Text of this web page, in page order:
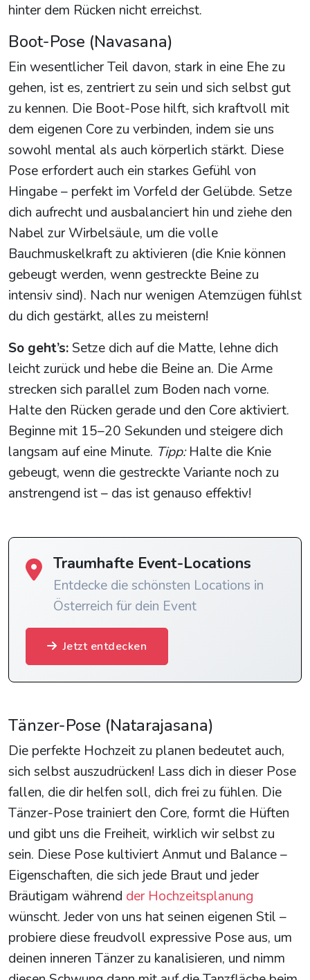
hinter dem Rücken nicht erreichst.
Boot-Pose (Navasana)
Ein wesentlicher Teil davon, stark in eine Ehe zu
gehen, ist es, zentriert zu sein und sich selbst gut
zu kennen. Die Boot-Pose hilft, sich kraftvoll mit
dem eigenen Core zu verbinden, indem sie uns
sowohl mental als auch körperlich stärkt. Diese
Pose erfordert auch ein starkes Gefühl von
Hingabe – perfekt im Vorfeld der Gelübde. Setze
dich aufrecht und ausbalanciert hin und ziehe den
Nabel zur Wirbelsäule, um die volle
Bauchmuskelkraft zu aktivieren (die Knie können
gebeugt werden, wenn gestreckte Beine zu
intensiv sind). Nach nur wenigen Atemzügen fühlst
du dich gestärkt, alles zu meistern!
So geht’s: Setze dich auf die Matte, lehne dich
leicht zurück und hebe die Beine an. Die Arme
strecken sich parallel zum Boden nach vorne.
Halte den Rücken gerade und den Core aktiviert.
Beginne mit 15–20 Sekunden und steigere dich
langsam auf eine Minute. Tipp:Halte die Knie
gebeugt, wenn die gestreckte Variante noch zu
anstrengend ist – das ist genauso effektiv!
Traumhafte Event-Locations
Entdecke die schönsten Locations in
Österreich für dein Event
Jetzt entdecken
Tänzer-Pose (Natarajasana)
Die perfekte Hochzeit zu planen bedeutet auch,
sich selbst auszudrücken! Lass dich in dieser Pose
fallen, die dir helfen soll, dich frei zu fühlen. Die
Tänzer-Pose trainiert den Core, formt die Hüften
und gibt uns die Freiheit, wirklich wir selbst zu
sein. Diese Pose kultiviert Anmut und Balance –
Eigenschaften, die sich jede Braut und jeder
Bräutigam während der Hochzeitsplanung
wünscht. Jeder von uns hat seinen eigenen Stil –
probiere diese freudvoll expressive Pose aus, um
deinen inneren Tänzer zu kanalisieren, und nimm